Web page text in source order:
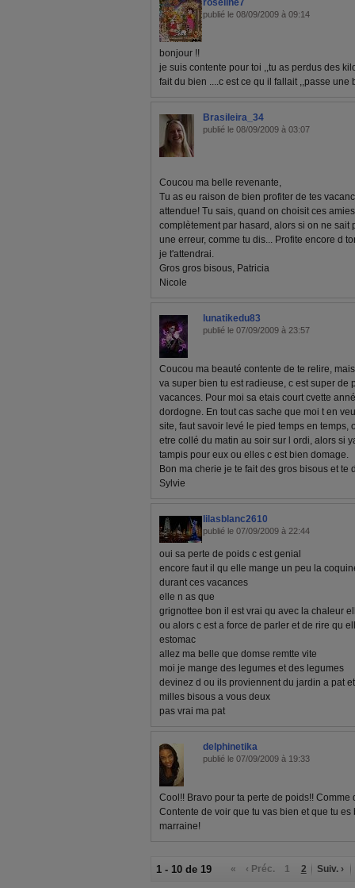
roseline7
publié le 08/09/2009 à 09:14
bonjour !!
je suis contente pour toi ,,tu as perdus des
fait du bien ....c est ce qu il fallait ,,passe une
Brasileira_34
publié le 08/09/2009 à 03:07
Coucou ma belle revenante,
Tu as eu raison de bien profiter de tes
attendue! Tu sais, quand on choisit ces
complètement par hasard, alors si on ne sait
une erreur, comme tu dis... Profite encore d
je t'attendrai.
Gros gros bisous, Patricia
Nicole
lunatikedu83
publié le 07/09/2009 à 23:57
Coucou ma beauté contente de te relire,
va super bien tu est radieuse, c est super de
vacances. Pour moi sa etais court cvette
dordogne. En tout cas sache que moi t en
site, faut savoir levé le pied temps en temps,
etre collé du matin au soir sur l ordi, alors si
tampis pour eux ou elles c est bien domage.
Bon ma cherie je te fait des gros bisous et te
Sylvie
lilasblanc2610
publié le 07/09/2009 à 22:44
oui sa perte de poids c est genial
encore faut il qu elle mange un peu la
durant ces vacances
elle n as que
grignottee bon il est vrai qu avec la chaleur
ou alors c est a force de parler et de rire qu
estomac
allez ma belle que domse remtte vite
moi je mange des legumes et des legumes
devinez d ou ils proviennent du jardin a pat
milles bisous a vous deux
pas vrai ma pat
delphinetika
publié le 07/09/2009 à 19:33
Cool!! Bravo pour ta perte de poids!! Comme
Contente de voir que tu vas bien et que tu
marraine!
1 - 10 de 19 « ‹ Préc. 1 2 Suiv. ›